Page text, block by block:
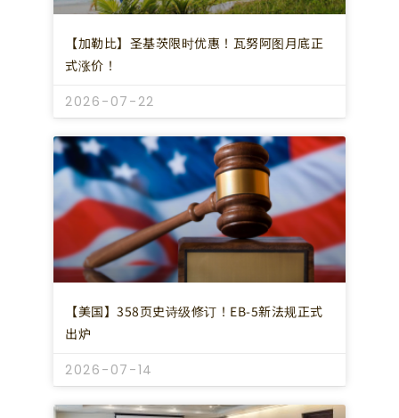
【加勒比】圣基茨限时优惠！瓦努阿图月底正
式涨价！
2026-07-22
【美国】358页史诗级修订！EB-5新法规正式
出炉
2026-07-14